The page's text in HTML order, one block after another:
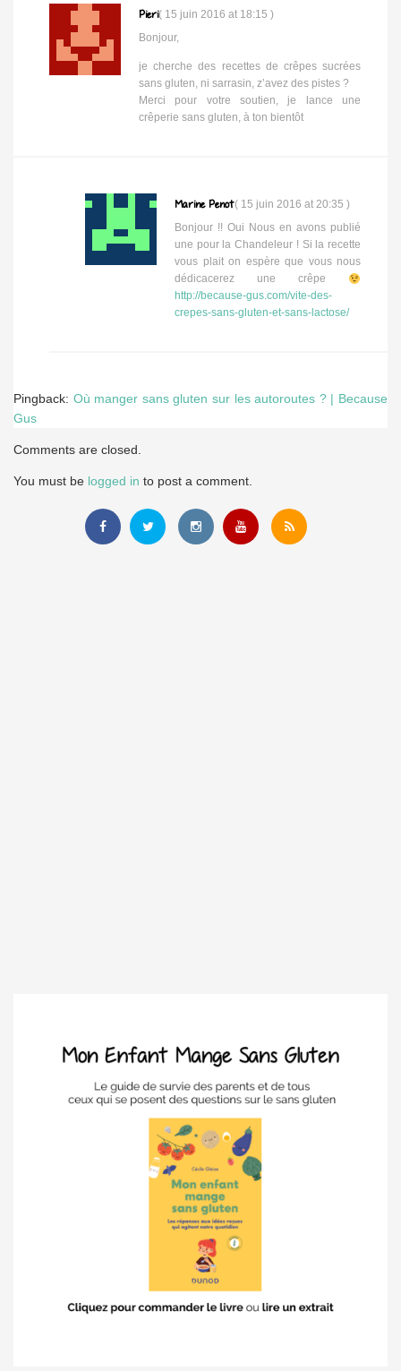
Pieri( 15 juin 2016 at 18:15 )
Bonjour,
je cherche des recettes de crêpes sucrées
sans gluten, ni sarrasin, z’avez des pistes ?
Merci pour votre soutien, je lance une
crêperie sans gluten, à ton bientôt
Marine Penot( 15 juin 2016 at 20:35 )
Bonjour !! Oui Nous en avons publié
une pour la Chandeleur ! Si la recette
vous plait on espère que vous nous
dédicacerez une crêpe
http://because-gus.com/vite-des-
crepes-sans-gluten-et-sans-lactose/
Pingback: Où manger sans gluten sur les autoroutes ? | Because
Gus
Comments are closed.
You must be logged in to post a comment.